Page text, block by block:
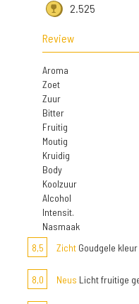
2.525
Review
Aroma
Zoet
Zuur
Bitter
Fruitig
Moutig
Kruidig
Body
Koolzuur
Alcohol
Intensit.
Nasmaak
8,5
Zicht Goudgele
8,0 Neus Licht fruitige